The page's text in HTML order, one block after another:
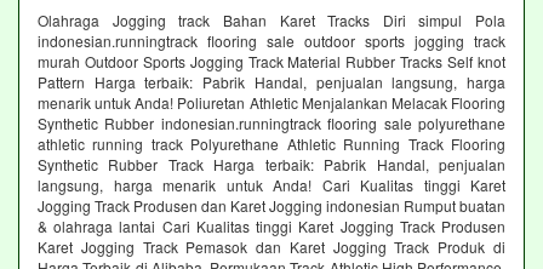
Olahraga Jogging track Bahan Karet Tracks Diri simpul Pola
indonesian.runningtrack flooring sale outdoor sports jogging track
murah Outdoor Sports Jogging Track Material Rubber Tracks Self knot
Pattern Harga terbaik: Pabrik Handal, penjualan langsung, harga
menarik untuk Anda! Poliuretan Athletic Menjalankan Melacak Flooring
Synthetic Rubber indonesian.runningtrack flooring sale polyurethane
athletic running track Polyurethane Athletic Running Track Flooring
Synthetic Rubber Track Harga terbaik: Pabrik Handal, penjualan
langsung, harga menarik untuk Anda! Cari Kualitas tinggi Karet
Jogging Track Produsen dan Karet Jogging indonesian Rumput buatan
& olahraga lantai Cari Kualitas tinggi Karet Jogging Track Produsen
Karet Jogging Track Pemasok dan Karet Jogging Track Produk di